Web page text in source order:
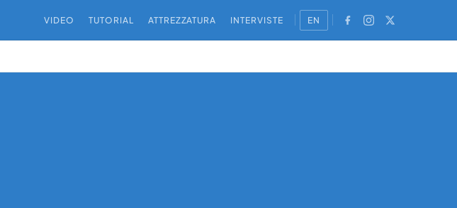
VIDEO TUTORIAL ATTREZZATURA INTERVISTE EN